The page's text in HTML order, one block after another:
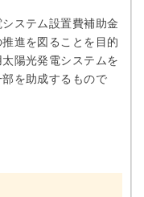
ステム設置費補助金
進を図ることを目的
陽光発電システムを
を助成するもので